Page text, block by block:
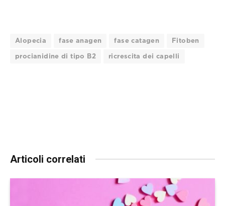
Alopecia fase anagen fase catagen Fitoben
procianidine di tipo B2 ricrescita dei capelli
Articoli correlati